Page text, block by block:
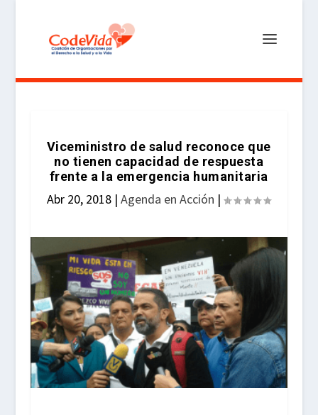
Viceministro de salud reconoce que
no tienen capacidad de respuesta
frente a la emergencia humanitaria
Abr 20, 2018 |Agenda en Acción |